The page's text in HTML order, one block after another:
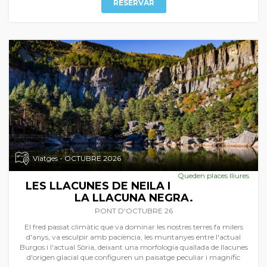
RESERVAR
Viatges - OCTUBRE 2026
Queden places lliures
LES LLACUNES DE NEILA I
LA LLACUNA NEGRA.
PONT D'OCTUBRE 26
El fred passat climàtic que va dominar les nostres terres fa milers
d'anys, va esculpir amb paciència, les muntanyes entre l'actual
Burgos i l'actual Sòria, deixant una morfologia quallada de llacunes
d'origen glacial que configuren un paisatge peculiar i magnífic